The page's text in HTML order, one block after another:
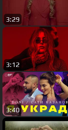
3:29
3:12
3:40